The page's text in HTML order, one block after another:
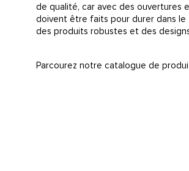
de qualité, car avec des ouvertures
doivent être faits pour durer dans le
des produits robustes et des
Parcourez notre catalogue de